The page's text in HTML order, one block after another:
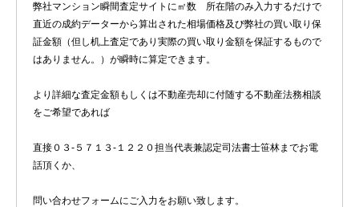
弊社マンション瞬間査定サイトに㎡数 所在階のみ入力するだけで
直近の成約データーから算出された相場価格及び弊社の買い取り保
証金額（但し机上査定であり実際の買い取り金額を保証するもので
はありません。）が瞬時に算定できます。
より詳細な査定金額もしくは不動産売却に付随する不動産法務相談
をご希望であれば
直接０３-５７１３-１２２０担当代表兼認定司法書士笹林までお電
話頂くか、
問い合わせフォームにご入力をお願い致します。